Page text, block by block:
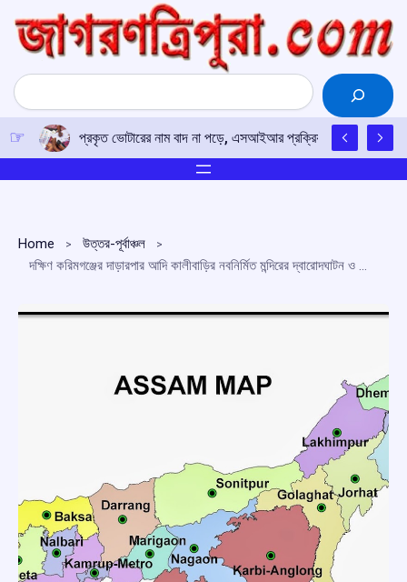
content
Search
প্রকৃত ভোটারের নাম বাদ না পড়ে, এসআইআর প্রক্রিয়ায় সতর্কতার
Home
উত্তর-পূর্বাঞ্চল
দক্ষিণ করিমগঞ্জের দাড়ারপার আদি কালীবাড়ির নবনির্মিত মন্দিরের দ্বারোদঘাটন ও বিগ্রহ প্রতিষ্ঠা ৩ মার্চ